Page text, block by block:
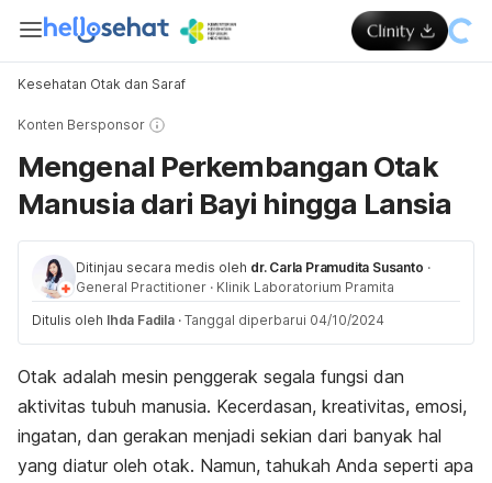
Kesehatan Otak dan Saraf
Konten Bersponsor
Mengenal Perkembangan Otak
Manusia dari Bayi hingga Lansia
Ditinjau secara medis oleh dr. Carla Pramudita Susanto ·
General Practitioner · Klinik Laboratorium Pramita
Ditulis oleh Ihda Fadila · Tanggal diperbarui 04/10/2024
Otak adalah mesin penggerak segala fungsi dan
aktivitas tubuh manusia. Kecerdasan, kreativitas, emosi,
ingatan, dan gerakan menjadi sekian dari banyak hal
yang diatur oleh otak. Namun, tahukah Anda seperti apa